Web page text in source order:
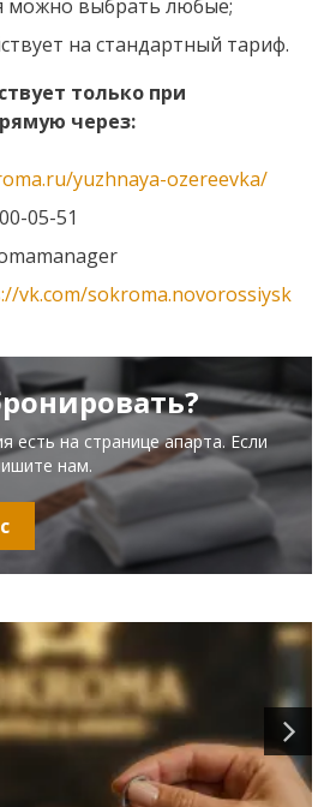
можно выбрать любые;
на стандартный тариф.
только при
через:
yuzhnaya-ozereevka/
05-51
vk.com/sokroma.novorossiysk
есть на странице апарта. Если
нам.